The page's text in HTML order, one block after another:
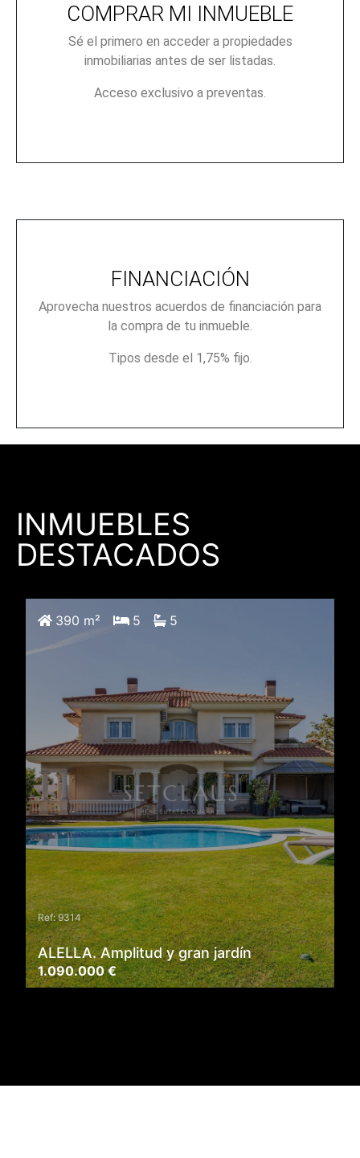
COMPRAR MI INMUEBLE
Sé el primero en acceder a propiedades
inmobiliarias antes de ser listadas.
Acceso exclusivo a preventas.
FINANCIACIÓN
Aprovecha nuestros acuerdos de financiación para
la compra de tu inmueble.
Tipos desde el 1,75% fijo.
INMUEBLES
DESTACADOS
390 m² 5 5
Ref: 9314
ALELLA. Amplitud y gran jardín
1.090.000 €